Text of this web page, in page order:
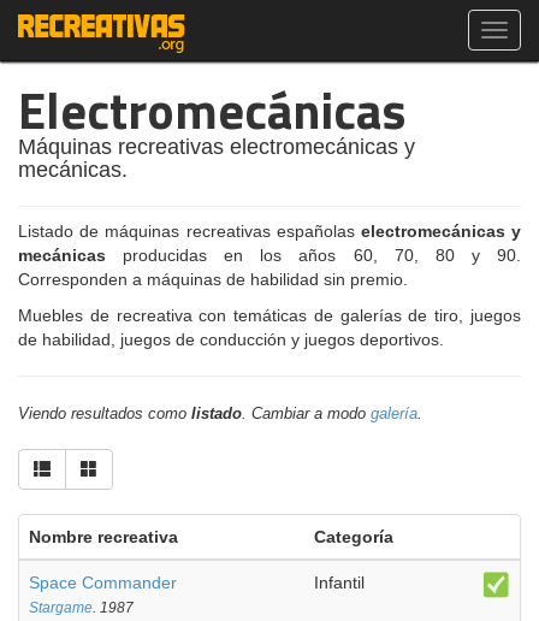
Electromecánicas
Máquinas recreativas electromecánicas y
mecánicas.
Listado de máquinas recreativas españolas electromecánicas y
mecánicas producidas en los años 60, 70, 80 y 90.
Corresponden a máquinas de habilidad sin premio.
Muebles de recreativa con temáticas de galerías de tiro, juegos
de habilidad, juegos de conducción y juegos deportivos.
Viendo resultados como listado. Cambiar a modo galería.
Nombre recreativa Categoría
Space Commander
Stargame. 1987
Infantil